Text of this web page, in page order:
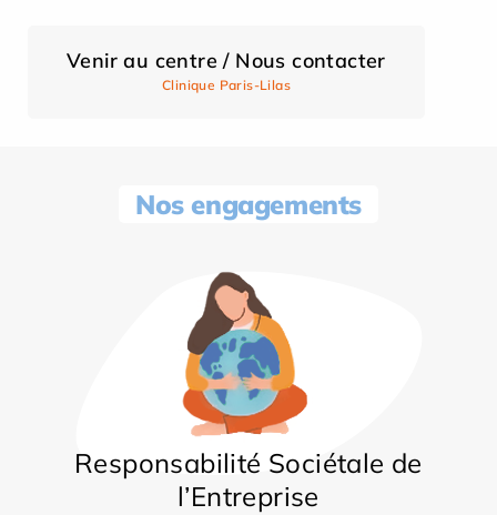
Venir au centre / Nous contacter
Clinique Paris-Lilas
Nos engagements
Responsabilité Sociétale de
l’Entreprise